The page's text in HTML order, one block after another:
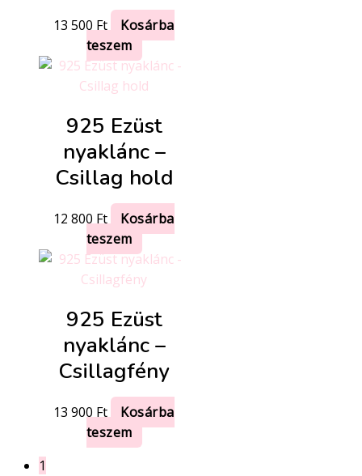
13 500 Ft
Kosárba
teszem
925 Ezüst
nyaklánc –
Csillag hold
12 800 Ft
Kosárba
teszem
925 Ezüst
nyaklánc –
Csillagfény
13 900 Ft
Kosárba
teszem
1